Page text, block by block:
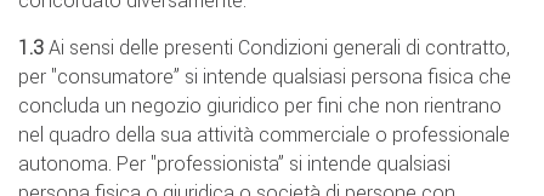
1.3 Ai sensi delle presenti Condizioni generali di contratto,
per "consumatore” si intende qualsiasi persona fisica che
concluda un negozio giuridico per fini che non rientrano
nel quadro della sua attività commerciale o professionale
autonoma. Per "professionista” si intende qualsiasi